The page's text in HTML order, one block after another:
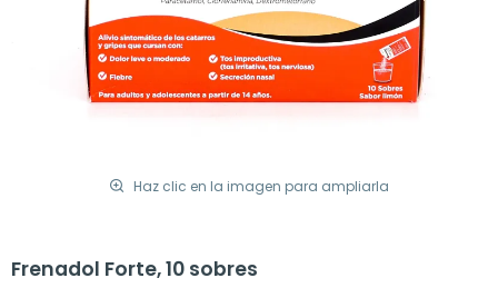
Haz clic en la imagen para ampliarla
Frenadol Forte, 10 sobres